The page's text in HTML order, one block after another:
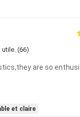
utile. (66)
are so
et claire